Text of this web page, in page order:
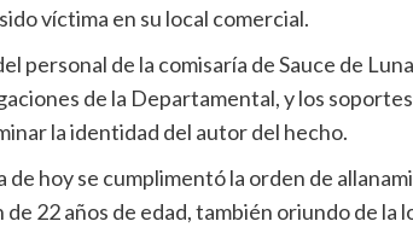
víctima en su local comercial.
personal de la comisaría de Sauce de
de la Departamental, y los
la identidad del autor del hecho.
de hoy se cumplimentó la orden de
22 años de edad, también oriundo de la